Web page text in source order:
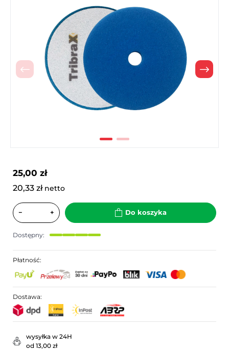
Poprzedni
25,00 zł
20,33 zł netto
− + Do koszyka
Dostępny:
Płatność:
Dostawa:
wysyłka w 24H
od 13,00 zł